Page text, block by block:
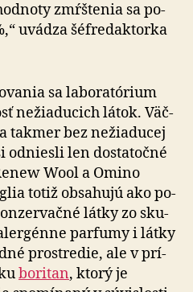
zmŕštenia sa po­
uvádza šéf­re­dak­tor­ka
sa laboratórium
ne­žia­du­cich látok. Väč­
tak­mer bez ne­žia­du­cej
odniesli len dosta­toč­né
Wool a Omino
totiž obsa­hu­jú ako po­
látky zo sku­
par­fumy i látky
pro­stre­die, ale v prí­
boritan, ktorý je